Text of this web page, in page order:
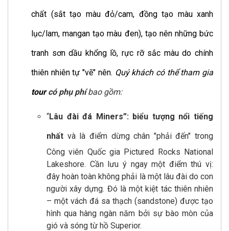
chất (sắt tạo màu đỏ/cam, đồng tạo màu xanh
lục/lam, mangan tạo màu đen), tạo nên những bức
tranh sơn dầu khổng lồ, rực rỡ sắc màu do chính
thiên nhiên tự "vẽ" nên. Quý khách có thể tham gia
tourcó phụ phíbao gồm:
“Lâu đài đá Miners”: biểu tượng nổi tiếng
nhất và là điểm dừng chân "phải đến" trong
Công viên Quốc gia Pictured Rocks National
Lakeshore. Cần lưu ý ngay một điểm thú vị:
đây hoàn toàn không phải là một lâu đài do con
người xây dựng. Đó là một kiệt tác thiên nhiên
– một vách đá sa thạch (sandstone) được tạo
hình qua hàng ngàn năm bởi sự bào mòn của
gió và sóng từ hồ Superior.